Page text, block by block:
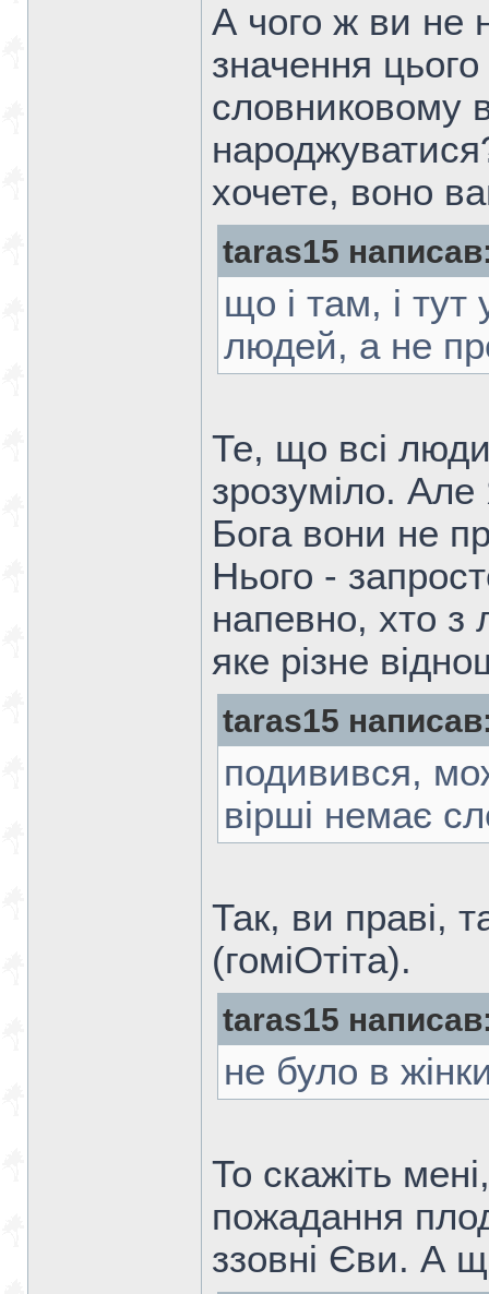
А чого ж ви не
значення
словниковому
хочете, воно
taras15
що і там, і тут
людей, а не
Те, що всі
зрозуміло. Але
Бога вони не
Нього -
напевно, хто з
яке різне
taras15
подивився,
вірші немає
Так, ви праві,
(гоміОтіта).
taras15
не було в
То скажіть
пожадання
ззовні Єви. А